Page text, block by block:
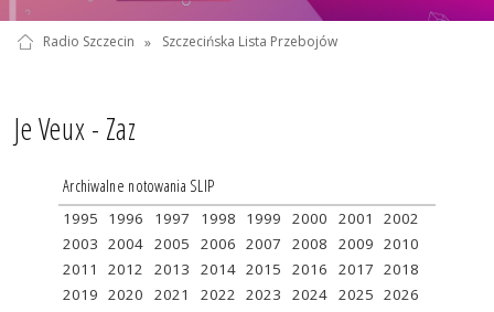
Radio Szczecin » Szczecińska Lista Przebojów
Je Veux - Zaz
Archiwalne notowania SLIP
1995 1996 1997 1998 1999 2000 2001
2002
2003 2004 2005 2006 2007 2008 2009 2010
2011
2012 2013 2014 2015 2016 2017 2018
2019 2020 2021 2022 2023 2024 2025 2026